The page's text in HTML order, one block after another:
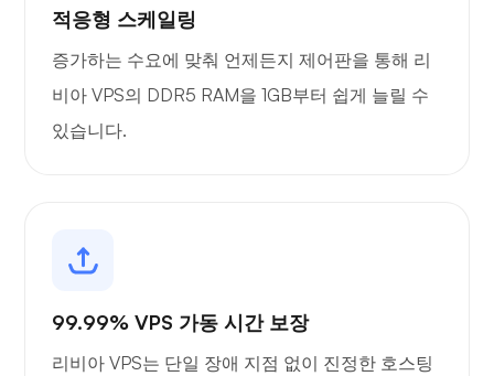
그라파나
적응형 스케일링
증가하는 수요에 맞춰 언제든지 제어판을 통해 리
비아 VPS의 DDR5 RAM을 1GB부터 쉽게 늘릴 수
있습니다.
99.99% VPS 가동 시간 보장
리비아 VPS는 단일 장애 지점 없이 진정한 호스팅